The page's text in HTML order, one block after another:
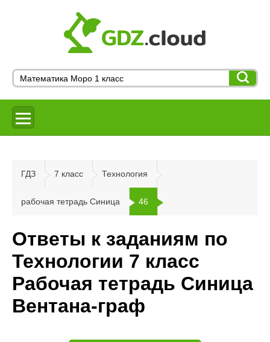
ГДЗ 7 класс Технология
рабочая тетрадь Синица 46
Ответы к заданиям по
Технологии 7 класс
Рабочая тетрадь Синица
Вентана-граф